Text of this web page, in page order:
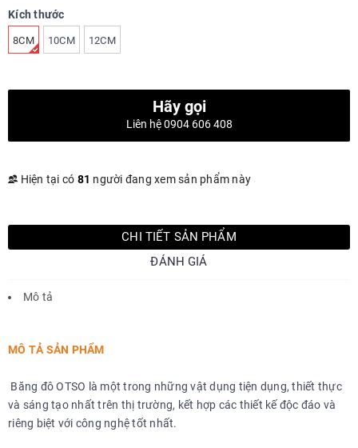
Kích thước
8CM 10CM 12CM
Hãy gọi
Liên hệ 0904 606 408
Hiện tại có 81 người đang xem sản phẩm này
CHI TIẾT SẢN PHẨM
ĐÁNH GIÁ
Mô tả
MÔ TẢ SẢN PHẨM
Băng đô OTSO là một trong những vật dụng tiện dụng, thiết thực
và sáng tạo nhất trên thị trường, kết hợp các thiết kế độc đáo và
riêng biệt với công nghệ tốt nhất.